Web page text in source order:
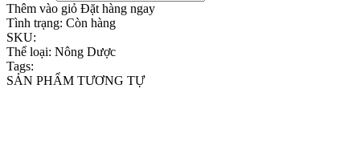
Thêm vào giỏ Đặt hàng ngay
Tình trạng: Còn hàng
SKU:
Thể loại: Nông Dược
Tags:
SẢN PHẨM TƯƠNG TỰ